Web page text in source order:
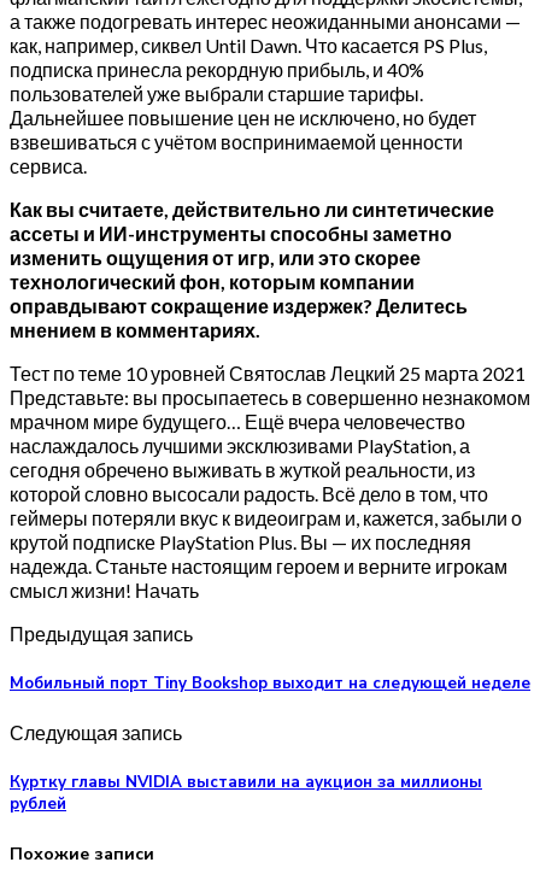
а также подогревать интерес неожиданными анонсами —
как, например, сиквел Until Dawn. Что касается PS Plus,
подписка принесла рекордную прибыль, и 40%
пользователей уже выбрали старшие тарифы.
Дальнейшее повышение цен не исключено, но будет
взвешиваться с учётом воспринимаемой ценности
сервиса.
Как вы считаете, действительно ли синтетические
ассеты и ИИ-инструменты способны заметно
изменить ощущения от игр, или это скорее
технологический фон, которым компании
оправдывают сокращение издержек? Делитесь
мнением в комментариях.
Тест по теме 10 уровней Святослав Лецкий 25 марта 2021
Представьте: вы просыпаетесь в совершенно незнакомом
мрачном мире будущего… Ещё вчера человечество
наслаждалось лучшими эксклюзивами PlayStation, а
сегодня обречено выживать в жуткой реальности, из
которой словно высосали радость. Всё дело в том, что
геймеры потеряли вкус к видеоиграм и, кажется, забыли о
крутой подписке PlayStation Plus. Вы — их последняя
надежда. Станьте настоящим героем и верните игрокам
смысл жизни! Начать
Предыдущая запись
Мобильный порт Tiny Bookshop выходит на следующей неделе
Следующая запись
Куртку главы NVIDIA выставили на аукцион за миллионы
рублей
Похожие записи